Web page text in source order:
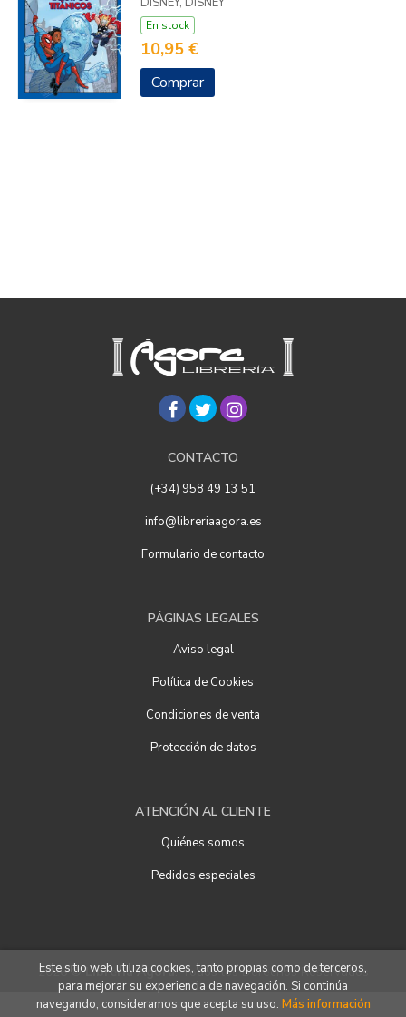
En stock
10,95 €
Comprar
CONTACTO
(+34) 958 49 13 51
info@libreriaagora.es
Formulario de contacto
PÁGINAS LEGALES
Aviso legal
Política de Cookies
Condiciones de venta
Protección de datos
ATENCIÓN AL CLIENTE
Quiénes somos
Pedidos especiales
2026 ©Librería Ágora. Todos los Derechos Reservados
Este sitio web utiliza cookies, tanto propias como de terceros,
para mejorar su experiencia de navegación. Si continúa
navegando, consideramos que acepta su uso. Más información